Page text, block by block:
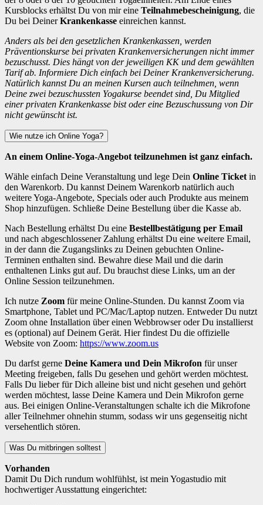
Kursblocks erhältst Du von mir eine Teilnahmebescheinigung, die
Du bei DeinerKrankenkasse einreichen kannst.
Anders als bei den gesetzlichen Krankenkassen, werden
Präventionskurse bei privaten Krankenversicherungen nicht immer
bezuschusst. Dies hängt von der jeweiligen KK und dem gewählten
Tarif ab. Informiere Dich einfach bei Deiner Krankenversicherung.
Natürlich kannst Du an meinen Kursen auch teilnehmen, wenn
Deine zwei bezuschussten Yogakurse beendet sind, Du Mitglied
einer privaten Krankenkasse bist oder eine Bezuschussung von Dir
nicht gewünscht ist.
Wie nutze ich Online Yoga?
An einem Online-Yoga-Angebot teilzunehmen ist ganz einfach.
Wähle einfach Deine Veranstaltung und lege Dein Online Ticket in
den Warenkorb. Du kannst Deinem Warenkorb natürlich auch
weitere Yoga-Angebote, Specials oder auch Produkte aus meinem
Shop hinzufügen. Schließe Deine Bestellung über die Kasse ab.
Nach Bestellung erhältst Du eine Bestellbestätigung per Email
und nach abgeschlossener Zahlung erhältst Du eine weitere Email,
in der dann die Zugangslinks zu Deinen gebuchten Online-
Terminen enthalten sind. Bewahre diese Mail und die darin
enthaltenen Links gut auf. Du brauchst diese Links, um an der
Online Session teilzunehmen.
Ich nutze Zoom für meine Online-Stunden. Du kannst Zoom via
Smartphone, Tablet und PC/Mac/Laptop nutzen. Entweder Du nutzt
Zoom ohne Installation über einen Webbrowser oder Du installierst
es (optional) auf Deinem Gerät. Hier findest Du die offizielle
Website von Zoom: https://www.zoom.us
Du darfst gerne Deine Kamera und Dein Mikrofon für unser
Meeting freigeben, falls Du gesehen und gehört werden möchtest.
Falls Du lieber für Dich alleine bist und nicht gesehen und gehört
werden möchtest, lasse Deine Kamera und Dein Mikrofon gerne
aus. Bei einigen Online-Veranstaltungen schalte ich die Mikrofone
aller Teilnehmer ohnehin stumm, sodass wir uns gegenseitig nicht
versehentlich stören.
Was Du mitbringen solltest
Vorhanden
Damit Du Dich rundum wohlfühlst, ist mein Yogastudio mit
hochwertiger Ausstattung eingerichtet: